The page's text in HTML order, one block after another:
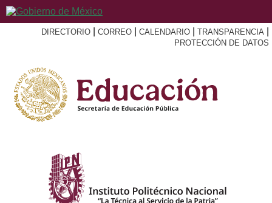
DIRECTORIO CORREO CALENDARIO TRANSPARENCIA
PROTECCIÓN DE DATOS